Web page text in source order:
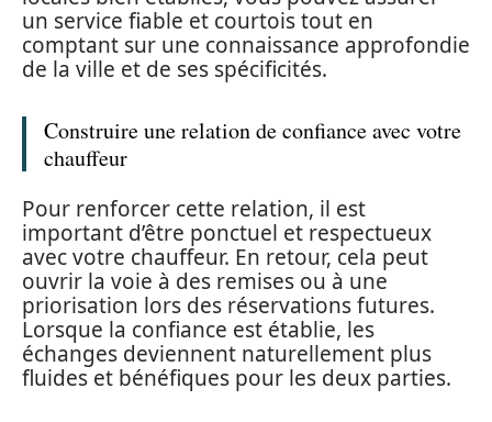
un service fiable et courtois tout en
comptant sur une connaissance approfondie
de la ville et de ses spécificités.
Construire une relation de confiance avec votre
chauffeur
Pour renforcer cette relation, il est
important d’être ponctuel et respectueux
avec votre chauffeur. En retour, cela peut
ouvrir la voie à des remises ou à une
priorisation lors des réservations futures.
Lorsque la confiance est établie, les
échanges deviennent naturellement plus
fluides et bénéfiques pour les deux parties.